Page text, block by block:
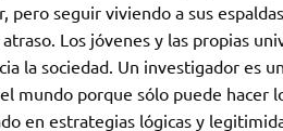
seguir viviendo a sus
Los jóvenes y las propias
la sociedad. Un investigador es
mundo porque sólo puede hacer
en estrategias lógicas y